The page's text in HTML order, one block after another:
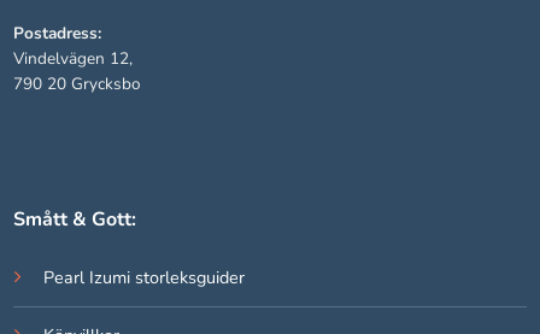
Postadress:
Vindelvägen 12,
790 20 Grycksbo
Smått & Gott:
Pearl Izumi storleksguider
uppbyggnad,
baserat på
hur hemsidan
För att vår
bra som
möjligt under